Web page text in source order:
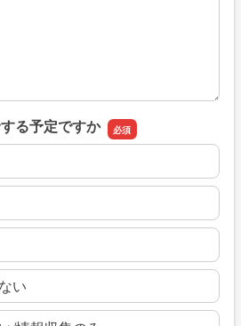
る予定ですか
い